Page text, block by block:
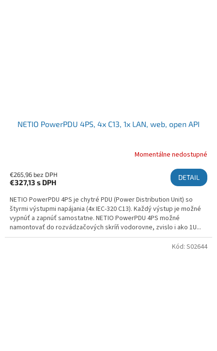
NETIO PowerPDU 4PS, 4x C13, 1x LAN, web, open API
Momentálne nedostupné
€265,96 bez DPH
€327,13 s DPH
DETAIL
NETIO PowerPDU 4PS je chytré PDU (Power Distribution Unit) so
štyrmi výstupmi napájania (4x IEC-320 C13). Každý výstup je možné
vypnúť a zapnúť samostatne. NETIO PowerPDU 4PS možné
namontovať do rozvádzačových skríň vodorovne, zvislo i ako 1U...
Kód: S02644